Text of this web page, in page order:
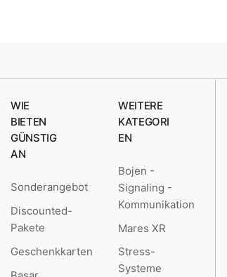
WIE
BIETEN
GÜNSTIG
AN
Sonderangebot
Discounted-
Pakete
Geschenkkarten
WEITERE
KATEGORI
EN
Bojen -
Signaling -
Kommunikation
Mares XR
Stress-
Systeme